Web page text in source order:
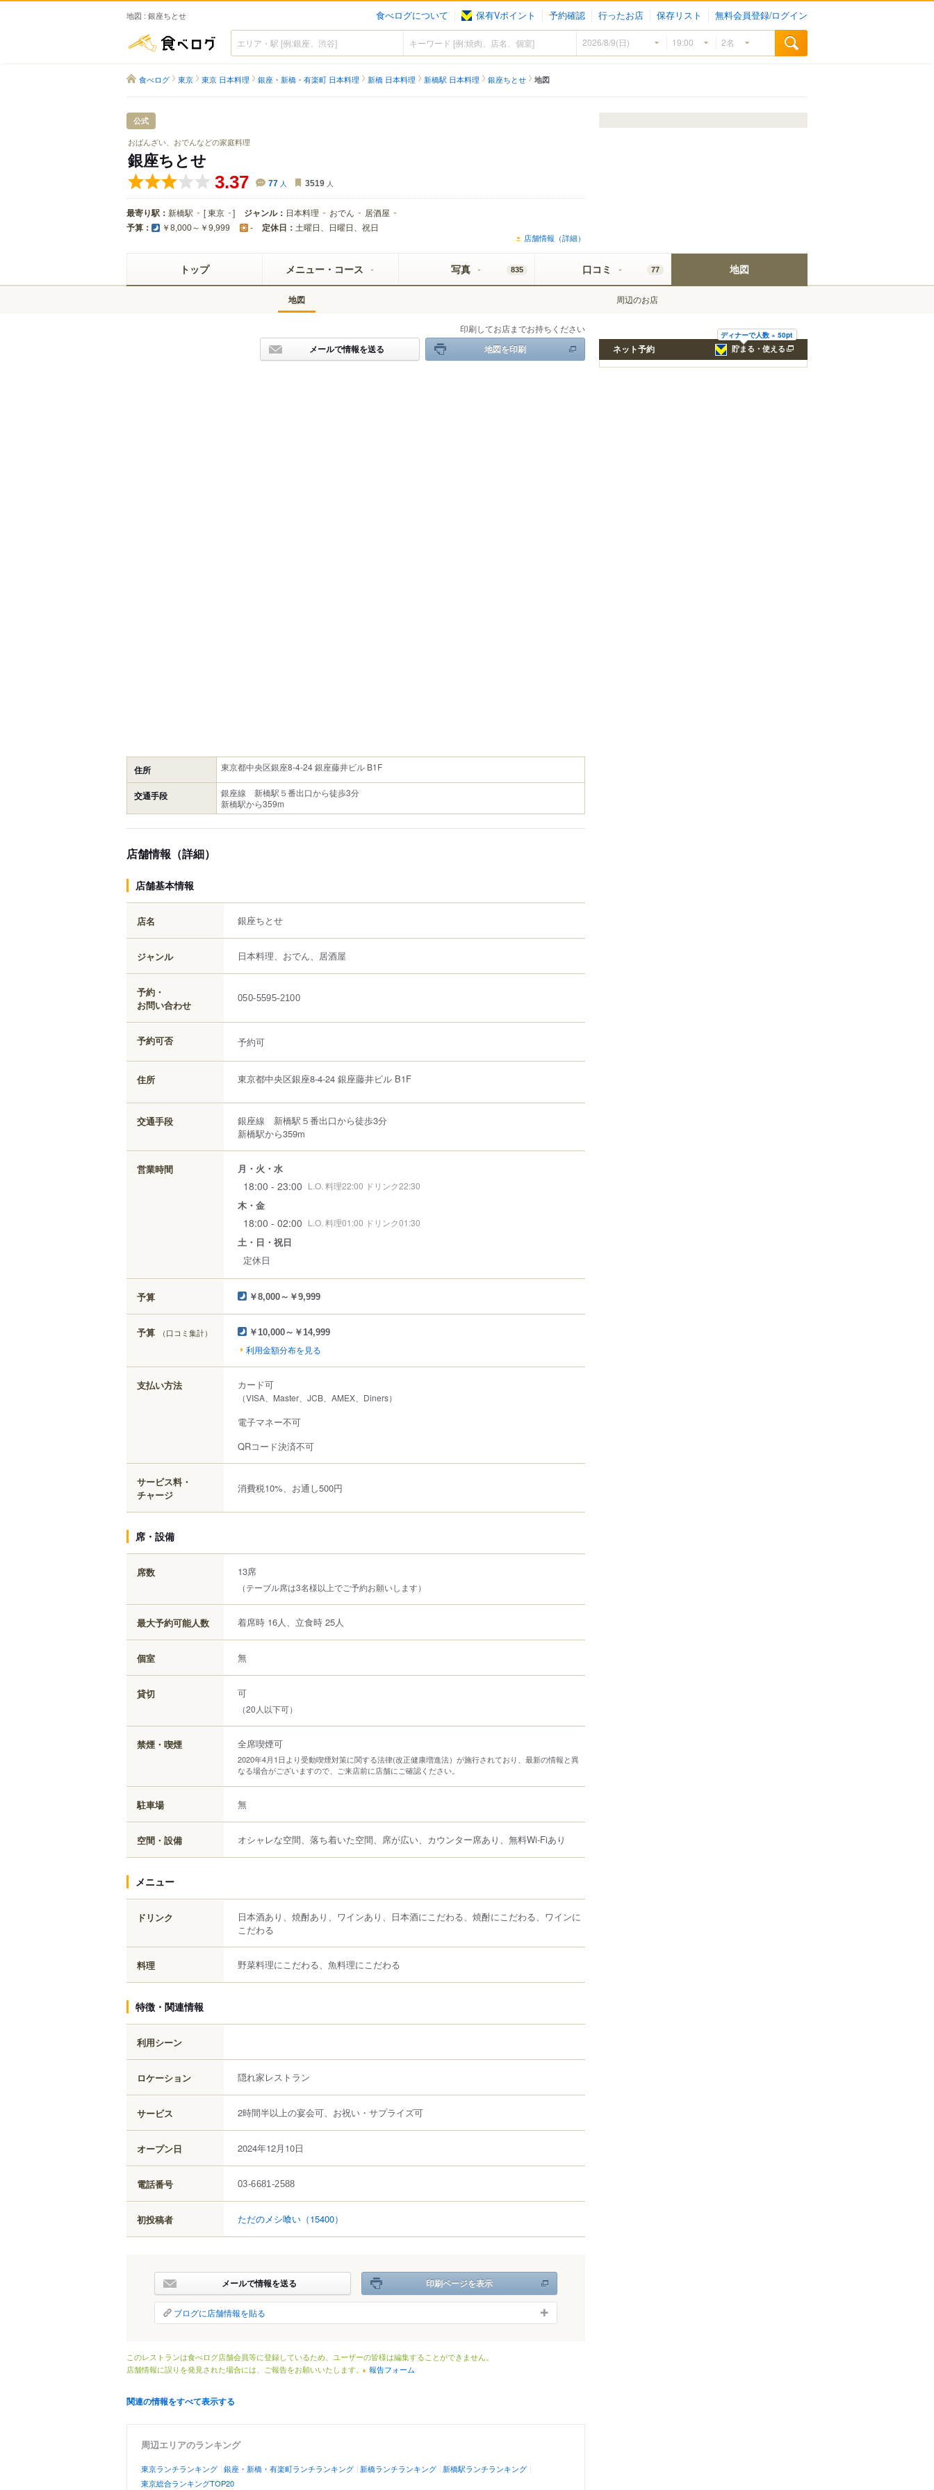
地図 : 銀座ちとせ 食べログについて 保有Vポイント 予約確認 行ったお店 保存リスト 無料会員登録/ログイン
食べログ
食べログ 東京 東京 日本料理 銀座・新橋・有楽町 日本料理 新橋 日本料理 新橋駅 日本料理 銀座ちとせ 地図
公式
おばんざい、おでんなどの家庭料理
銀座ちとせ
3.37 77 人 3519 人
最寄り駅： 新橋駅 [東京 ] ジャンル： 日本料理 おでん 居酒屋
予算： ￥8,000～￥9,999 - 定休日： 土曜日、日曜日、祝日
店舗情報（詳細）
トップ メニュー・コース 写真 835 口コミ 77 地図
地図 周辺のお店
印刷してお店までお持ちください
メールで情報を送る 地図を印刷
住所 東京都中央区銀座8-4-24 銀座藤井ビル B1F
交通手段
銀座線 新橋駅５番出口から徒歩3分
新橋駅から359m
店舗情報（詳細）
店舗基本情報
店名 銀座ちとせ
ジャンル 日本料理、おでん、居酒屋
予約・
お問い合わせ
050-5595-2100
予約可否 予約可
住所 東京都中央区銀座8-4-24 銀座藤井ビル B1F
交通手段
銀座線 新橋駅５番出口から徒歩3分
新橋駅から359m
営業時間 月・火・水
18:00 - 23:00 L.O. 料理22:00 ドリンク22:30
木・金
18:00 - 02:00 L.O. 料理01:00 ドリンク01:30
土・日・祝日
定休日
予算 ￥8,000～￥9,999
予算 （口コミ集計） ￥10,000～￥14,999
利用金額分布を見る
支払い方法 カード可
（VISA、Master、JCB、AMEX、Diners）
電子マネー不可
QRコード決済不可
サービス料・
チャージ
消費税10%、お通し500円
席・設備
席数 13席
（テーブル席は3名様以上でご予約お願いします）
最大予約可能人数 着席時 16人、立食時 25人
個室 無
貸切 可
（20人以下可）
禁煙・喫煙 全席喫煙可
2020年4月1日より受動喫煙対策に関する法律(改正健康増進法）が施行されており、最新の情報と異
なる場合がございますので、ご来店前に店舗にご確認ください。
駐車場 無
空間・設備 オシャレな空間、落ち着いた空間、席が広い、カウンター席あり、無料Wi-Fiあり
メニュー
ドリンク
日本酒あり、焼酎あり、ワインあり、日本酒にこだわる、焼酎にこだわる、ワインに
こだわる
料理 野菜料理にこだわる、魚料理にこだわる
特徴・関連情報
利用シーン
ロケーション 隠れ家レストラン
サービス 2時間半以上の宴会可、お祝い・サプライズ可
オープン日 2024年12月10日
電話番号 03-6681-2588
初投稿者 ただのメシ喰い （15400）
メールで情報を送る 印刷ページを表示
ブログに店舗情報を貼る
このレストランは食べログ店舗会員等に登録しているため、ユーザーの皆様は編集することができません。
店舗情報に誤りを発見された場合には、ご報告をお願いいたします。
報告フォーム
関連の情報をすべて表示する
周辺エリアのランキング
東京ランチランキング 銀座・新橋・有楽町ランチランキング 新橋ランチランキング
新橋駅ランチランキング
東京総合ランキングTOP20
ディナーで人数 × 50pt
貯まる・使える
ネット予約